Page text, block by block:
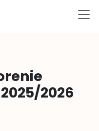
2026